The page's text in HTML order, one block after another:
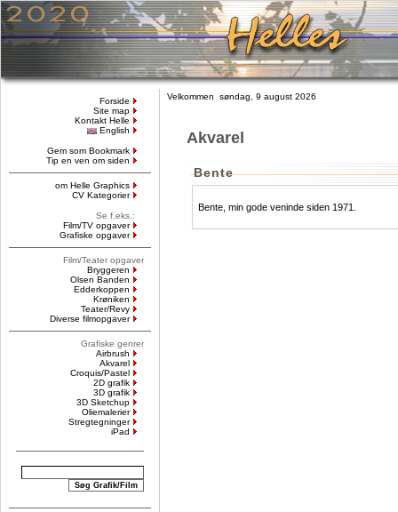
Forside
Site map
Kontakt Helle
English
Gem som Bookmark
Tip en ven om siden
om Helle Graphics
CV Kategorier
Se f.eks.:
Film/TV opgaver
Grafiske opgaver
Film/Teater opgaver
Bryggeren
Olsen Banden
Edderkoppen
Krøniken
Teater/Revy
Diverse filmopgaver
Grafiske genrer
Airbrush
Akvarel
Croquis/Pastel
2D grafik
3D grafik
3D Sketchup
Oliemalerier
Stregtegninger
iPad
Velkommen søndag, 9 august 2026
Akvarel
Bente
Bente, min gode veninde siden 1971.